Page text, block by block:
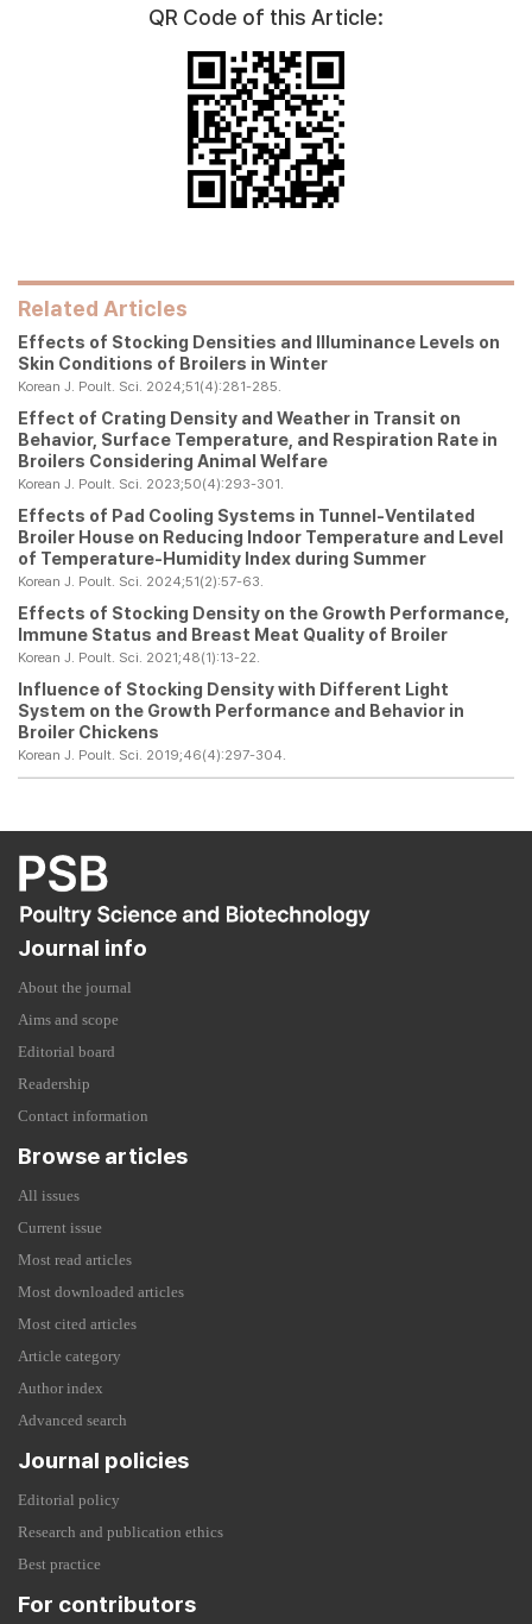
QR Code of this Article:
Related Articles
Effects of Stocking Densities and Illuminance Levels on
Skin Conditions of Broilers in Winter
Korean J. Poult. Sci. 2024;51(4):281-285.
Effect of Crating Density and Weather in Transit on
Behavior, Surface Temperature, and Respiration Rate in
Broilers Considering Animal Welfare
Korean J. Poult. Sci. 2023;50(4):293-301.
Effects of Pad Cooling Systems in Tunnel-Ventilated
Broiler House on Reducing Indoor Temperature and Level
of Temperature-Humidity Index during Summer
Korean J. Poult. Sci. 2024;51(2):57-63.
Effects of Stocking Density on the Growth Performance,
Immune Status and Breast Meat Quality of Broiler
Korean J. Poult. Sci. 2021;48(1):13-22.
Influence of Stocking Density with Different Light
System on the Growth Performance and Behavior in
Broiler Chickens
Korean J. Poult. Sci. 2019;46(4):297-304.
Journal info
About the journal
Aims and scope
Editorial board
Readership
Contact information
Browse articles
All issues
Current issue
Most read articles
Most downloaded articles
Most cited articles
Article category
Author index
Advanced search
Journal policies
Editorial policy
Research and publication ethics
Best practice
For contributors